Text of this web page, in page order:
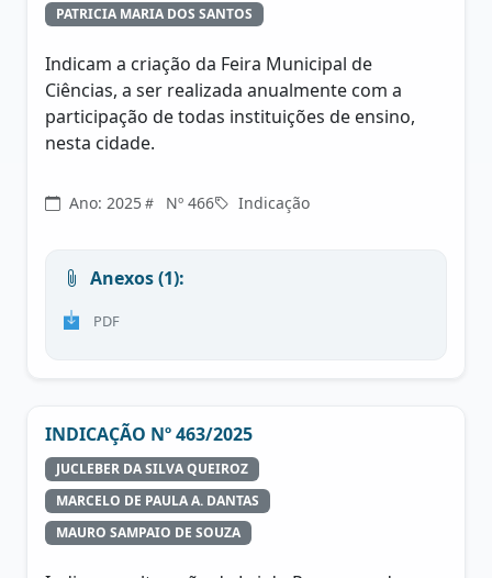
PATRICIA MARIA DOS SANTOS
Indicam a criação da Feira Municipal de
Ciências, a ser realizada anualmente com a
participação de todas instituições de ensino,
nesta cidade.
Ano: 2025 Nº 466 Indicação
Anexos (1):
PDF
INDICAÇÃO Nº 463/2025
JUCLEBER DA SILVA QUEIROZ
MARCELO DE PAULA A. DANTAS
MAURO SAMPAIO DE SOUZA